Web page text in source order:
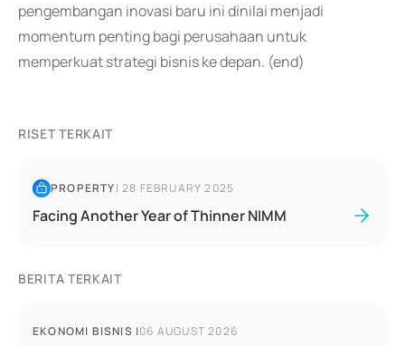
pengembangan inovasi baru ini dinilai menjadi
momentum penting bagi perusahaan untuk
memperkuat strategi bisnis ke depan. (end)
RISET TERKAIT
PROPERTY|28 FEBRUARY 2025
Facing Another Year of Thinner NIMM
BERITA TERKAIT
EKONOMI BISNIS |06 AUGUST 2026